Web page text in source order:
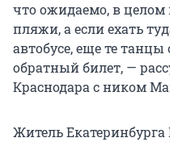
что ожидаемо, в
пляжи, а если ехать
автобусе, еще те
обратный билет, —
Краснодара с ником
Житель